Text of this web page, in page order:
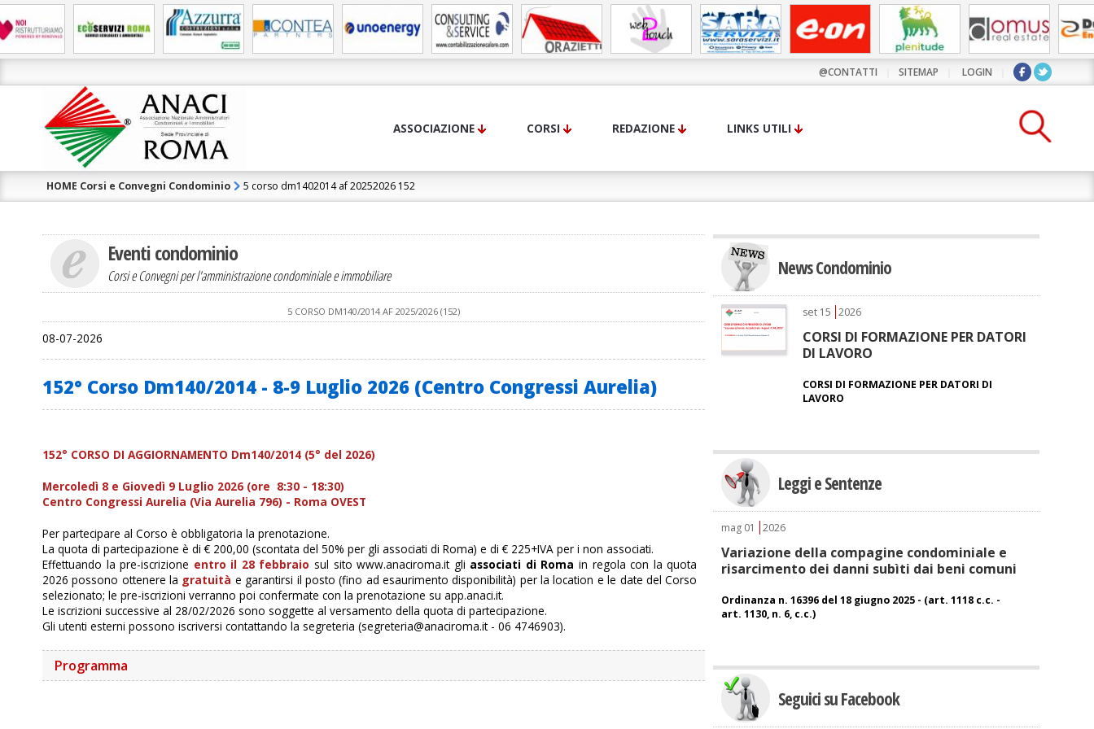
@CONTATTI SITEMAP LOGIN
ASSOCIAZIONE CORSI REDAZIONE LINKS UTILI
HOME Corsi e Convegni Condominio 5 corso dm1402014 af 20252026 152
Eventi condominio
Corsi e Convegni per l'amministrazione condominiale e immobiliare
5 CORSO DM140/2014 AF 2025/2026 (152)
08-07-2026
152° Corso Dm140/2014 - 8-9 Luglio 2026 (Centro Congressi Aurelia)
152° CORSO DI AGGIORNAMENTO Dm140/2014 (5° del 2026)
Mercoledì 8 e Giovedì 9 Luglio 2026 (ore 8:30 - 18:30)
Centro Congressi Aurelia (Via Aurelia 796) - Roma OVEST
Per partecipare al Corso è obbligatoria la prenotazione.
La quota di partecipazione è di € 200,00 (scontata del 50% per gli associati di Roma) e di € 225+IVA per i non associati.
Effettuando la pre-iscrizione entro il 28 febbraio sul sito www.anaciroma.it gli associati di Roma in regola con la quota
2026 possono ottenere la gratuità e garantirsi il posto (fino ad esaurimento disponibilità) per la location e le date del Corso
selezionato; le pre-iscrizioni verranno poi confermate con la prenotazione su app.anaci.it.
Le iscrizioni successive al 28/02/2026 sono soggette al versamento della quota di partecipazione.
Gli utenti esterni possono iscriversi contattando la segreteria (segreteria@anaciroma.it - 06 4746903).
Programma
News Condominio
set 15 2026
CORSI DI FORMAZIONE PER DATORI
DI LAVORO
CORSI DI FORMAZIONE PER DATORI DI
LAVORO
Leggi e Sentenze
mag 01 2026
Variazione della compagine condominiale e
risarcimento dei danni subìti dai beni comuni
Ordinanza n. 16396 del 18 giugno 2025 - (art. 1118 c.c. -
art. 1130, n. 6, c.c.)
Seguici su Facebook